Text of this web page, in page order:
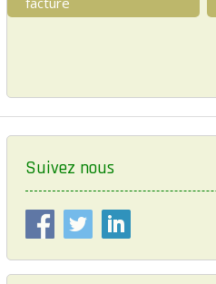
k
i
t
i
l
v
s
p
o
s
Suivez nous